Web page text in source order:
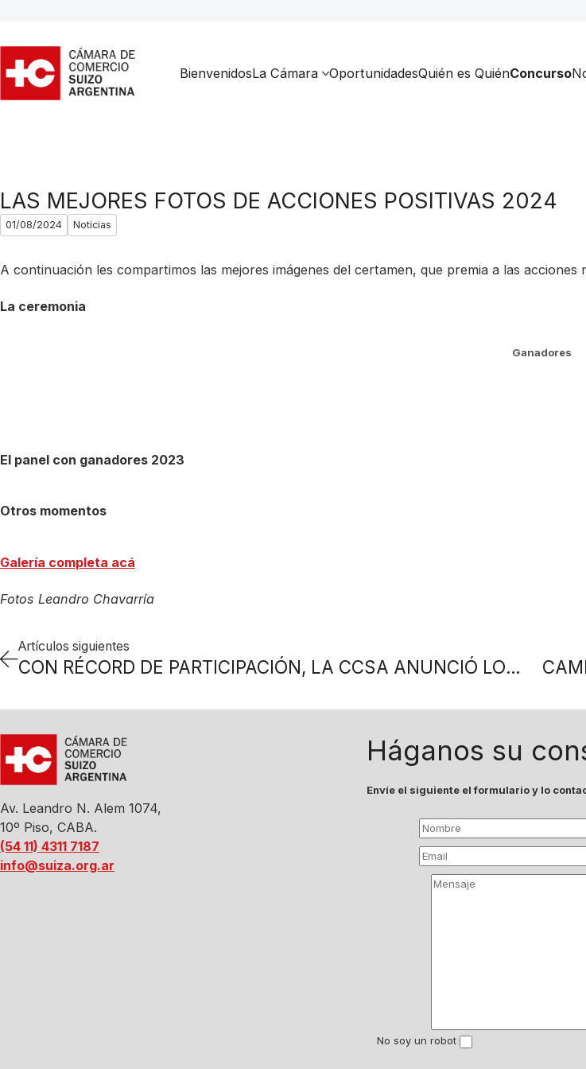
BienvenidosLa Cámara OportunidadesQuién es QuiénConcurso
LAS MEJORES FOTOS DE ACCIONES POSITIVAS 2024
01/08/2024 Noticias
A continuación les compartimos las mejores imágenes del certamen, que premia a las acciones
La ceremonia
Ganadores
El panel con ganadores 2023
Otros momentos
Galería completa acá
Fotos Leandro Chavarría
CON RÉCORD DE PARTICIPACIÓN, LA CCSA ANUNCIÓ LOS GANADORES DE ACCIONES POSITIVAS 2024
Artículos siguientes
Av. Leandro N. Alem 1074,
10º Piso, CABA.
(54 11) 4311 7187
info@suiza.org.ar
Háganos su
Envíe el siguiente el formulario y lo
No soy un robot